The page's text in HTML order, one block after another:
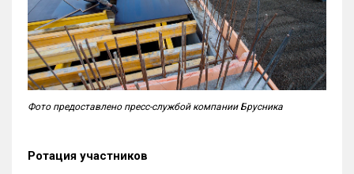
Фото предоставлено пресс-службой компании Брусника
Ротация участников